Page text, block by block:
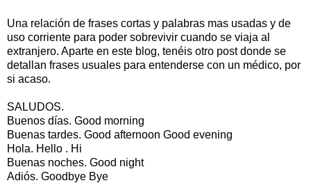
Una relación de frases cortas y palabras mas usadas y de
uso corriente para poder sobrevivir cuando se viaja al
extranjero. Aparte en este blog, tenéis otro post donde se
detallan frases usuales para entenderse con un médico, por
si acaso.
SALUDOS.
Buenos días. Good morning
Buenas tardes. Good afternoon Good evening
Hola. Hello . Hi
Buenas noches. Good night
Adiós. Goodbye Bye